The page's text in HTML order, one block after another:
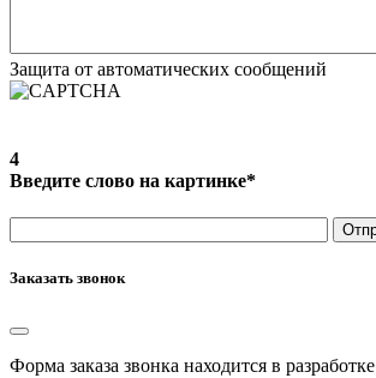
Защита от автоматических сообщений
4
Введите слово на картинке*
Заказать звонок
Форма заказа звонка находится в разработке